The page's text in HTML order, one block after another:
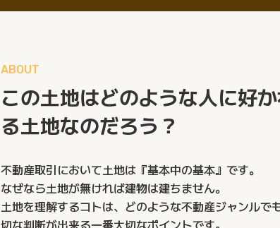
ABOUT
この⼟地はどのような⼈に好
る⼟地なのだろう？
不動産取引において⼟地は『基本中の基本』です。
なぜなら⼟地が無ければ建物は建ちません。
⼟地を理解するコトは、どのような不動産ジャンルで
切な判断が出来る⼀番⼤切なポイントです。